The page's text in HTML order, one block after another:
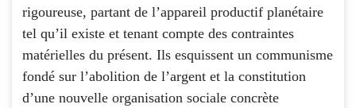
rigoureuse, partant de l’appareil productif planétaire
tel qu’il existe et tenant compte des contraintes
matérielles du présent. Ils esquissent un communisme
fondé sur l’abolition de l’argent et la constitution
d’une nouvelle organisation sociale concrète